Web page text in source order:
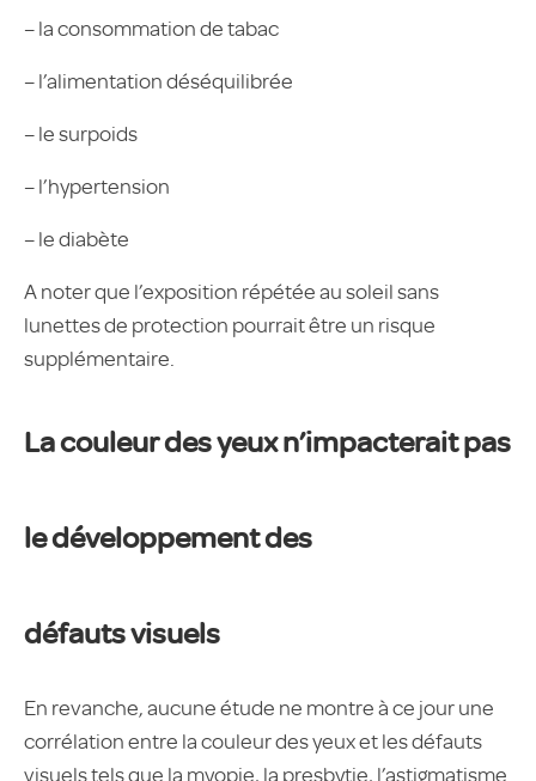
– la consommation de tabac
– l’alimentation déséquilibrée
– le surpoids
– l’hypertension
– le diabète
A noter que l’exposition répétée au soleil sans
lunettes de protection pourrait être un risque
supplémentaire.
La couleur des yeux n’impacterait pas
le développement des
défauts visuels
En revanche, aucune étude ne montre à ce jour une
corrélation entre la couleur des yeux et les défauts
visuels tels que la myopie, la presbytie, l’astigmatisme